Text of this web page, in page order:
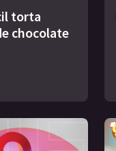
torta
chocolate